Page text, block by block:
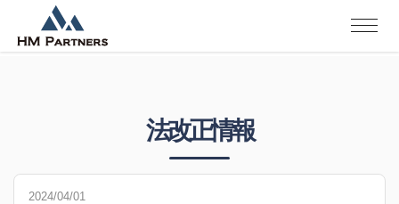
法改正情報
2024/04/01